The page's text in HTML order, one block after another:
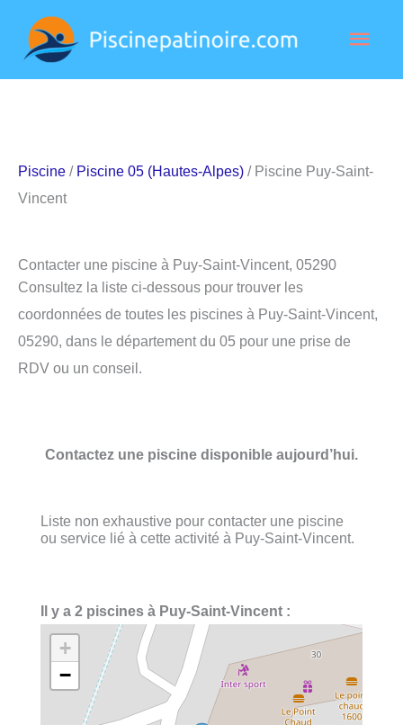
contenu
Piscine / Piscine 05 (Hautes-Alpes) / Piscine Puy-Saint-
Vincent
Contacter une piscine à Puy-Saint-Vincent, 05290
Consultez la liste ci-dessous pour trouver les
coordonnées de toutes les piscines à Puy-Saint-Vincent,
05290, dans le département du 05 pour une prise de
RDV ou un conseil.
Contactez une piscine disponible aujourd’hui.
Liste non exhaustive pour contacter une piscine
ou service lié à cette activité à Puy-Saint-Vincent.
Il y a 2 piscines à Puy-Saint-Vincent :
+
−